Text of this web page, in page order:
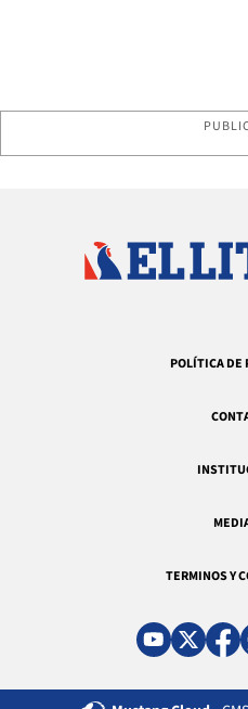
POLÍTICA DE
TERMINOS Y